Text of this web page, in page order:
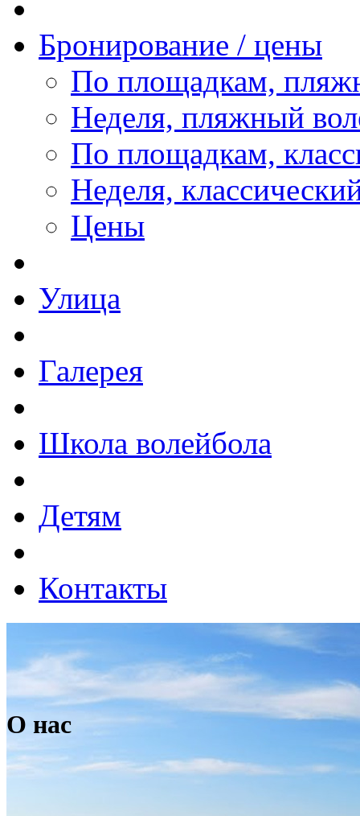
Бронирование / цены
По площадкам,
Неделя, пляжный
По площадкам,
Неделя,
Цены
Улица
Галерея
Школа волейбола
Детям
Контакты
О нас